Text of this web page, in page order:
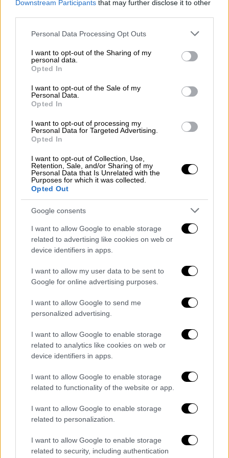
Downstream Participants that may further disclose it to other
Please note that this website/app uses one or more Google
not limited to your visit or usage behaviour. You may click to
grant or deny consent to Google and its third-party tags to
use your data for below specified purposes in below Google
consent section.
Personal Data Processing Opt Outs
I want to opt-out of the Sharing of my
personal data.
Opted In
I want to opt-out of the Sale of my
Personal Data.
Opted In
I want to opt-out of processing my
Personal Data for Targeted Advertising.
Opted In
I want to opt-out of Collection, Use,
Retention, Sale, and/or Sharing of my
Personal Data that Is Unrelated with the
Purposes for which it was collected.
Opted Out
Google consents
I want to allow Google to enable storage
related to advertising like cookies on web or
device identifiers in apps.
I want to allow my user data to be sent to
Google for online advertising purposes.
I want to allow Google to send me
personalized advertising.
I want to allow Google to enable storage
related to analytics like cookies on web or
device identifiers in apps.
I want to allow Google to enable storage
related to functionality of the website or app.
I want to allow Google to enable storage
related to personalization.
I want to allow Google to enable storage
related to security, including authentication
Ηυπόθεσηεξετάστηκε σε δεύτερο βαθμό
από τοΤριμελές Εφετείο Πλημμελημάτων
μειωμένη κατά 6 μήνες σε σχέση με το
πρωτόδικοδικαστήριο (με αναγνώριση
ελαφρυντικού πρότερου σύννομου βίου).
Σύμφωνα με τη δικογραφία, ο 67χρονος
κατηγορούμενος ήταν επί σειρά ετών ο
γυναικολόγοςτης γυναίκας. Η συγκεκριμένη
χειρουργική επέμβαση είχε κριθεί
απαραίτητη και διενεργήθηκε σε
κλινικήτηςΘεσσαλονίκης. Μετά το
χειρουργείο όμως η κατάσταση της υγείας
της 47χρονης παρουσίασε επιπλοκές με
συνέπεια να εκδηλωθεί αιμορραγία και για
αυτό το λόγο διακομίστηκε εσπευσμένα στο
νοσοκομείοΓ. Παπαγεωργίου,όπου
υποβλήθηκε σε νέα χειρουργική επέμβαση.
Δεν τα κατάφερε όμως λόγω της μεγάλης
αιμορραγίας και τελικά υπέστη ανακοπή
«Δεν ενημερώθηκα ότι κάτι δεν πήγαινε καλά
ασθενούς
διαφορετικά θα πήγαινα να αντιμετωπίσω το
περιστατικό. Μίλησα με τη νοσηλεύτρια και
υπάρξει πρόβλημα ενημερώστε με". Δεν
ακολούθησαν τις οδηγίες μου. Στη
ειδικότητα, εκτός των άλλων, απαιτείται και
η συνεργασία με το προσωπικό» είπε στην
απολογία του ο γιατρός αποποιούμενος των
ευθυνών του. Ανέφερε δε, ότι έχει κάνει